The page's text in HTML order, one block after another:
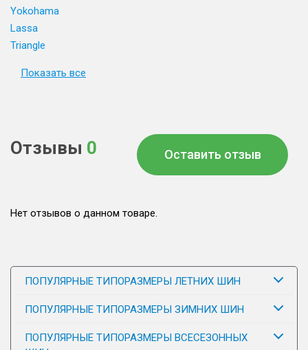
Yokohama
Lassa
Triangle
Показать все
Отзывы 0 Оставить отзыв
Нет отзывов о данном товаре.
ПОПУЛЯРНЫЕ ТИПОРАЗМЕРЫ ЛЕТНИХ ШИН
ПОПУЛЯРНЫЕ ТИПОРАЗМЕРЫ ЗИМНИХ ШИН
ПОПУЛЯРНЫЕ ТИПОРАЗМЕРЫ ВСЕСЕЗОННЫХ